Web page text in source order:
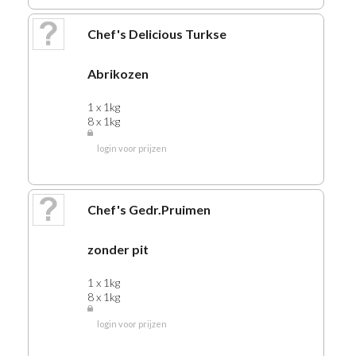
306 PESTO
307 ITALIAANSE PRODUKTEN
325 DEEGWAREN
340 MAYONAISE
345 KETCHUP
350 CURRYKETCHUP
360 SLADRESSING
Chef's Delicious Turkse
Abrikozen
1 x 1kg
8 x 1kg
login voor prijzen
Chef's Gedr.Pruimen
zonder pit
1 x 1kg
8 x 1kg
login voor prijzen